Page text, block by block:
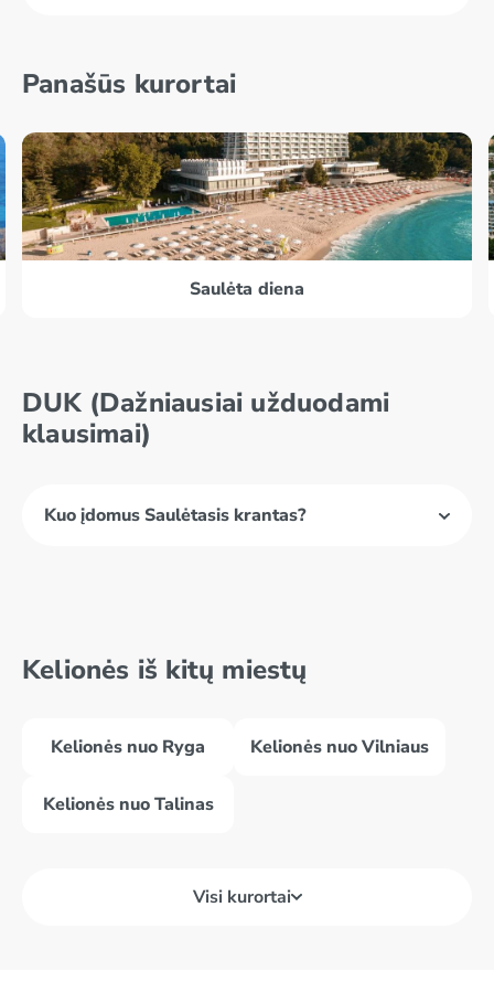
Panašūs kurortai
Saulėta diena
DUK (Dažniausiai užduodami
klausimai)
Kuo įdomus Saulėtasis krantas?
Kelionės iš kitų miestų
Kelionės nuo Ryga Kelionės nuo Vilniaus
Kelionės nuo Talinas
Visi kurortai